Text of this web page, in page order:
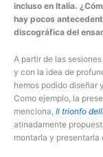
incluso en Italia.
hay pocos
discográfica del
A partir de las
y con la idea de
hemos podido diseñar
Como ejemplo, la
menciona, Il trionfo
atinadamente
montarla y presentarla